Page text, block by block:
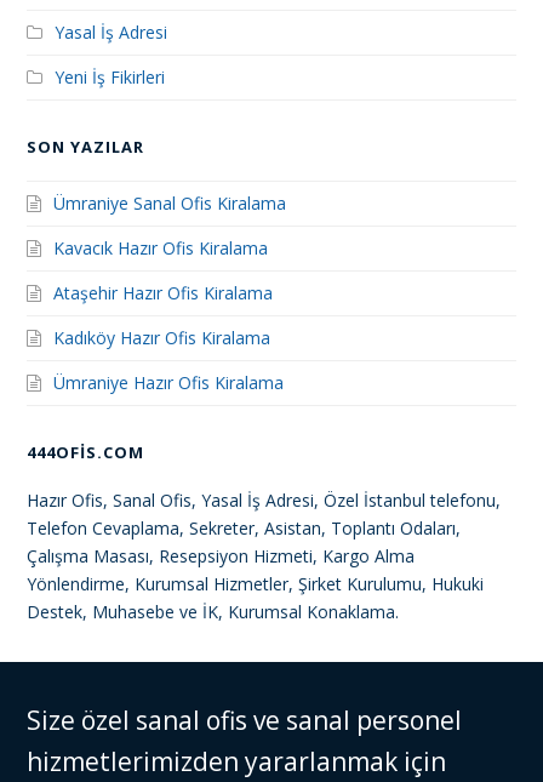
Yasal İş Adresi
Yeni İş Fikirleri
SON YAZILAR
Ümraniye Sanal Ofis Kiralama
Kavacık Hazır Ofis Kiralama
Ataşehir Hazır Ofis Kiralama
Kadıköy Hazır Ofis Kiralama
Ümraniye Hazır Ofis Kiralama
444OFIS.COM
Hazır Ofis, Sanal Ofis, Yasal İş Adresi, Özel İstanbul telefonu,
Telefon Cevaplama, Sekreter, Asistan, Toplantı Odaları,
Çalışma Masası, Resepsiyon Hizmeti, Kargo Alma
Yönlendirme, Kurumsal Hizmetler, Şirket Kurulumu, Hukuki
Destek, Muhasebe ve İK, Kurumsal Konaklama.
Size özel sanal ofis ve sanal personel
hizmetlerimizden yararlanmak için